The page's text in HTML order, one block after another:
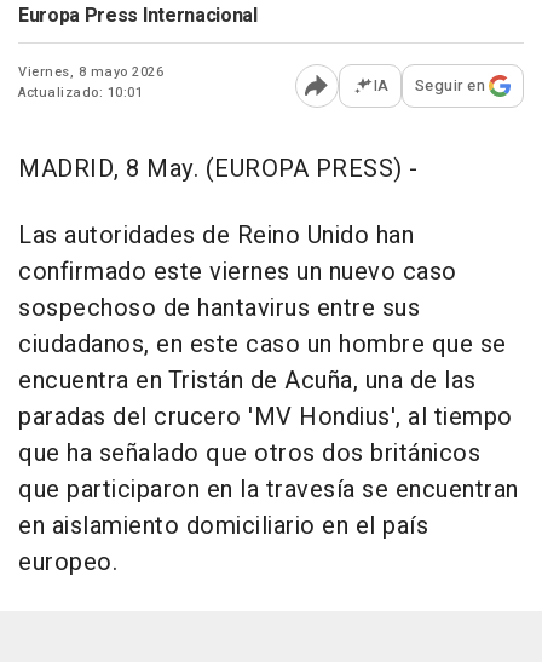
Europa Press Internacional
Viernes, 8 mayo 2026
Actualizado: 10:01
Abrir opciones para
IA Seguir en
MADRID, 8 May. (EUROPA PRESS) -
Las autoridades de Reino Unido han
confirmado este viernes un nuevo caso
sospechoso de hantavirus entre sus
ciudadanos, en este caso un hombre que se
encuentra en Tristán de Acuña, una de las
paradas del crucero 'MV Hondius', al tiempo
que ha señalado que otros dos británicos
que participaron en la travesía se encuentran
en aislamiento domiciliario en el país
europeo.